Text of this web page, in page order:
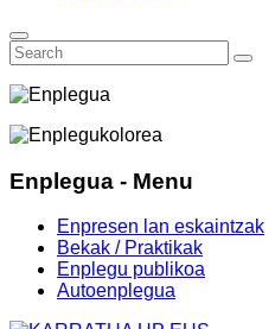
Enplegua - Menu
Enpresen lan eskaintzak
Bekak / Praktikak
Enplegu publikoa
Autoenplegua